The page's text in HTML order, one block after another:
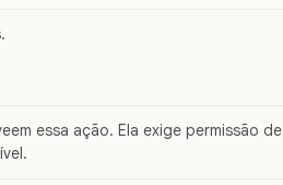
essa ação. Ela exige permissão de